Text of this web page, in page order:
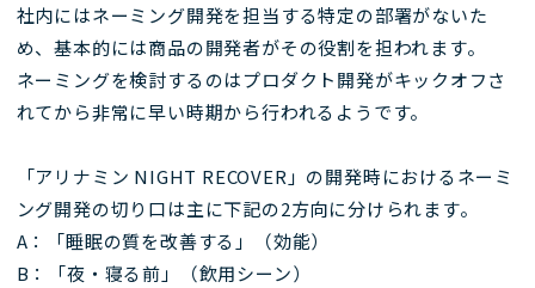
社内にはネーミング開発を担当する特定の部署がないた
め、基本的には商品の開発者がその役割を担われます。
ネーミングを検討するのはプロダクト開発がキックオフさ
れてから非常に早い時期から行われるようです。
「アリナミン NIGHT RECOVER」の開発時におけるネーミ
ング開発の切り口は主に下記の2方向に分けられます。
A：「睡眠の質を改善する」（効能）
B：「夜・寝る前」（飲用シーン）